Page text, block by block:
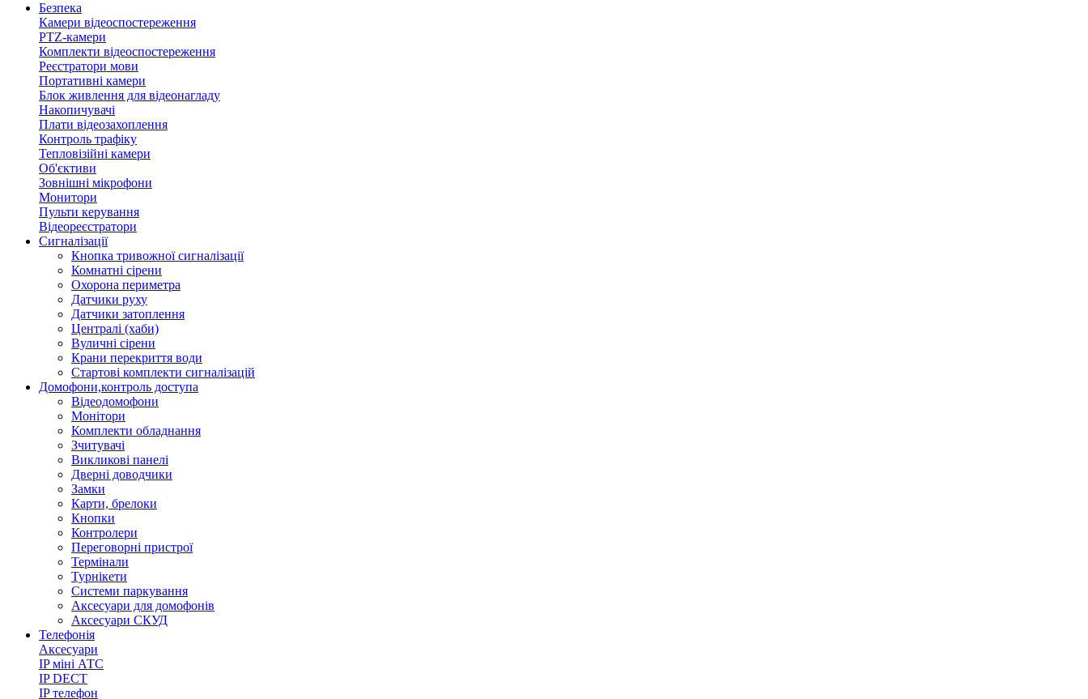
Безпека
Камери відеоспостереження
PTZ-камери
Комплекти відеоспостереження
Реєстратори мови
Портативні камери
Блок живлення для відеонагладу
Накопичувачі
Плати відеозахоплення
Контроль трафіку
Тепловізійні камери
Об'єктиви
Зовнішні мікрофони
Монитори
Пульти керування
Відеореєстратори
Сигналізації
Кнопка тривожної сигналізації
Комнатні сірени
Охорона периметра
Датчики руху
Датчики затоплення
Централі (хаби)
Вуличні сірени
Крани перекриття води
Стартові комплекти сигналізацій
Домофони,контроль доступа
Відеодомофони
Монітори
Комплекти обладнання
Зчитувачі
Викликові панелі
Дверні доводчики
Замки
Карти, брелоки
Кнопки
Контролери
Переговорні пристрої
Термінали
Турнікети
Системи паркування
Аксесуари для домофонів
Аксесуари СКУД
Телефонія
Аксесуари
IP міні АТС
IP DECT
IP телефон